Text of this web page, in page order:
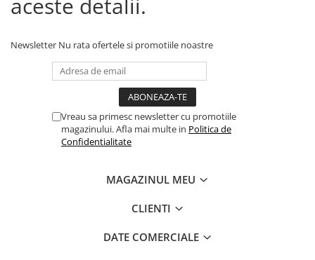
aceste detalii.
Newsletter Nu rata ofertele si promotiile noastre
Vreau sa primesc newsletter cu promotiile
magazinului. Afla mai multe in Politica de
Confidentialitate
MAGAZINUL MEU
CLIENTI
DATE COMERCIALE